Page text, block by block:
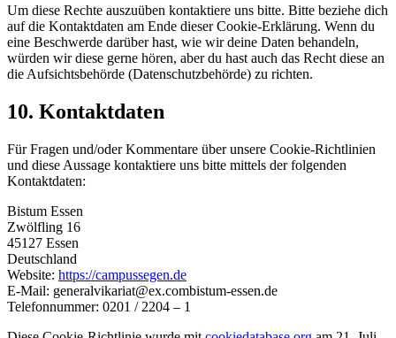
Um diese Rechte auszuüben kontaktiere uns bitte. Bitte beziehe dich
auf die Kontaktdaten am Ende dieser Cookie-Erklärung. Wenn du
eine Beschwerde darüber hast, wie wir deine Daten behandeln,
würden wir diese gerne hören, aber du hast auch das Recht diese an
die Aufsichtsbehörde (Datenschutzbehörde) zu richten.
10. Kontaktdaten
Für Fragen und/oder Kommentare über unsere Cookie-Richtlinien
und diese Aussage kontaktiere uns bitte mittels der folgenden
Kontaktdaten:
Bistum Essen
Zwölfling 16
45127 Essen
Deutschland
Website: https://campussegen.de
E-Mail: generalvikariat@ex.combistum-essen.de
Telefonnummer: 0201 / 2204 – 1